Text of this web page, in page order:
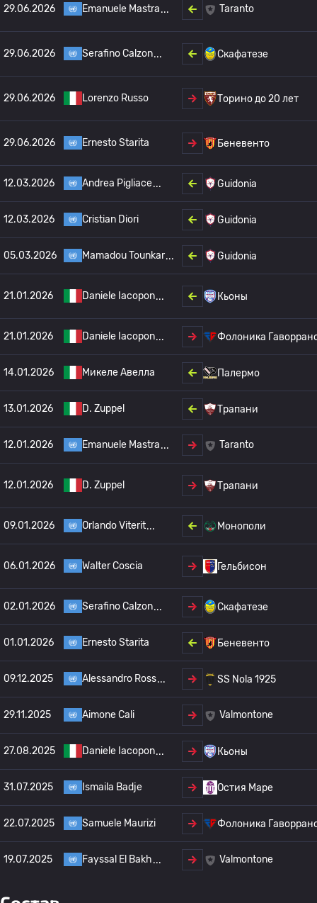
29.06.2026 Emanuele Mastra Taranto
29.06.2026 Serafino Calzon Скафатезе
29.06.2026 Lorenzo Russo Торино до 20 лет
29.06.2026 Ernesto Starita Беневенто
12.03.2026 Andrea Pigliace Guidonia
12.03.2026 Cristian Diori Guidonia
05.03.2026 Mamadou Tounkar Guidonia
21.01.2026 Daniele Iacopon Кьоны
21.01.2026 Daniele Iacopon Фолоника
14.01.2026 Микеле Авелла Палермо
13.01.2026 D. Zuppel Трапани
12.01.2026 Emanuele Mastra Taranto
12.01.2026 D. Zuppel Трапани
09.01.2026 Orlando Viterit Монополи
06.01.2026 Walter Coscia Гельбисон
02.01.2026 Serafino Calzon Скафатезе
01.01.2026 Ernesto Starita Беневенто
09.12.2025 Alessandro Ross SS Nola 1925
29.11.2025 Aimone Cali Valmontone
27.08.2025 Daniele Iacopon Кьоны
31.07.2025 Ismaila Badje Остия Маре
22.07.2025 Samuele Maurizi Фолоника
19.07.2025 Fayssal El Bakh Valmontone